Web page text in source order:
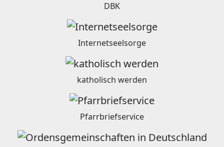
DBK
Internetseelsorge
katholisch werden
Pfarrbriefservice